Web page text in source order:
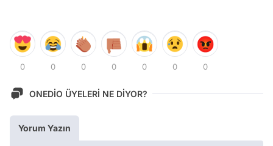
0 0 0 0 0 0 0
ONEDİO ÜYELERİ NE DİYOR?
Yorum Yazın